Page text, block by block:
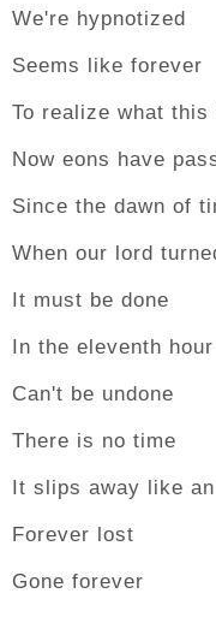
We're hypnotized
Seems like forever
To realize what this
Now eons have
Since the dawn of
When our lord
It must be done
In the eleventh hour
Can't be undone
There is no time
It slips away like
Forever lost
Gone forever